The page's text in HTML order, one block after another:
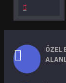
ÖZEL